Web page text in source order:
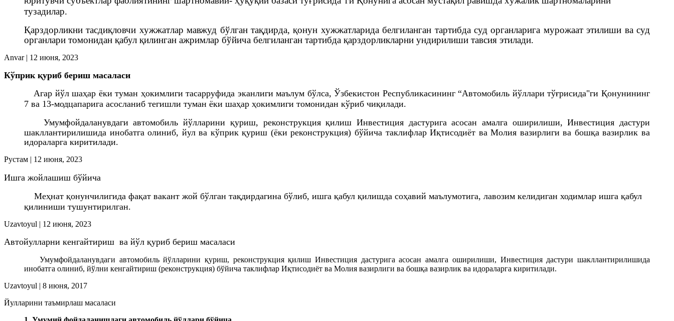
тузадилар.
Қарздорликни тасдиқловчи хужжатлар мавжуд бўлган тақдирда, қонун хужжатларида белгиланган тартибда суд органларига мурожаат этилиши ва суд
органлари томонидан қабул қилинган ажримлар бўйича белгиланган тартибда қарздорликларни ундирилиши тавсия этилади.
Anvar| 12 июня, 2023
Кўприк қуриб бериш масаласи
Агар йўл шаҳар ёки туман ҳокимлиги тасарруфида эканлиги маълум бўлса, Ўзбекистон Республикасининг “Автомобиль йўллари тўғрисида"ги Қонунининг
7 ва 13-модцапарига асосланиб тегишли туман ёки шаҳар ҳокимлиги томонидан кўриб чиқилади.
Умумфойдаланувдаги автомобиль йўлларини қуриш, реконструкция қилиш Инвестиция дастурига асосан амалга оширилиши, Инвестиция дастури
шакллантирилишида инобатга олиниб, йул ва кўприк қуриш (ёки реконструкция) бўйича таклифлар Иқтисодиёт ва Молия вазирлиги ва бошқа вазирлик ва
идораларга киритилади.
Рустам | 12 июня, 2023
Ишга жойлашиш бўйича
Меҳнат қонунчилигида фақат вакант жой бўлган тақдирдагина бўлиб, ишга қабул қилишда соҳавий маълумотига, лавозим келидиган ходимлар ишга қабул
қилиниши тушунтирилган.
Uzavtoyul | 12 июня, 2023
Автойулларни кенгайтириш ва йўл қуриб бериш масаласи
Умумфойдаланувдаги автомобиль йўлларини қуриш, реконструкция қилиш Инвестиция дастурига асосан амалга оширилиши, Инвестиция дастури шакллантирилишида
инобатга олиниб, йўлни кенгайтириш (реконструкция) бўйича таклифлар Иқтисодиёт ва Молия вазирлиги ва бошқа вазирлик ва идораларга киритилади.
Uzavtoyul | 8 июня, 2017
Йулларини таъмирлаш масаласи